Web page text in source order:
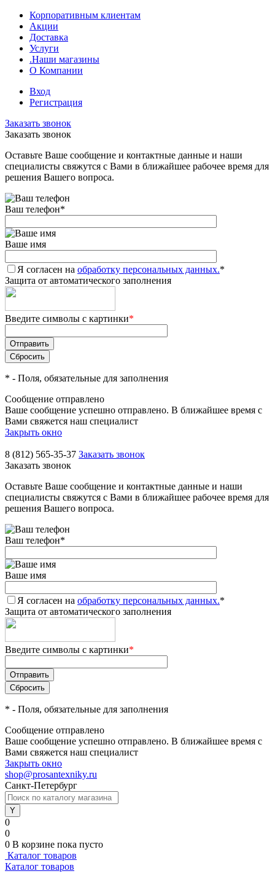
Корпоративным клиентам
Акции
Доставка
Услуги
.Наши магазины
О Компании
Вход
Регистрация
Заказать звонок
Заказать звонок
Оставьте Ваше сообщение и контактные данные и наши
специалисты свяжутся с Вами в ближайшее рабочее время для
решения Вашего вопроса.
Ваш телефон*
Ваше имя
Я согласен на обработку персональных данных.*
Защита от автоматического заполнения
Введите символы с картинки*
* - Поля, обязательные для заполнения
Сообщение отправлено
Ваше сообщение успешно отправлено. В ближайшее время с
Вами свяжется наш специалист
Закрыть окно
8 (812) 565-35-37 Заказать звонок
Заказать звонок
Оставьте Ваше сообщение и контактные данные и наши
специалисты свяжутся с Вами в ближайшее рабочее время для
решения Вашего вопроса.
Ваш телефон*
Ваше имя
Я согласен на обработку персональных данных.*
Защита от автоматического заполнения
Введите символы с картинки*
* - Поля, обязательные для заполнения
Сообщение отправлено
Ваше сообщение успешно отправлено. В ближайшее время с
Вами свяжется наш специалист
Закрыть окно
shop@prosantexniky.ru
Санкт-Петербург
0
0
0 В корзине пока пусто
Каталог товаров
Каталог товаров